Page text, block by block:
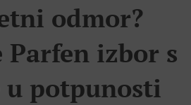
odmor?
Parfen izbor s
potpunosti